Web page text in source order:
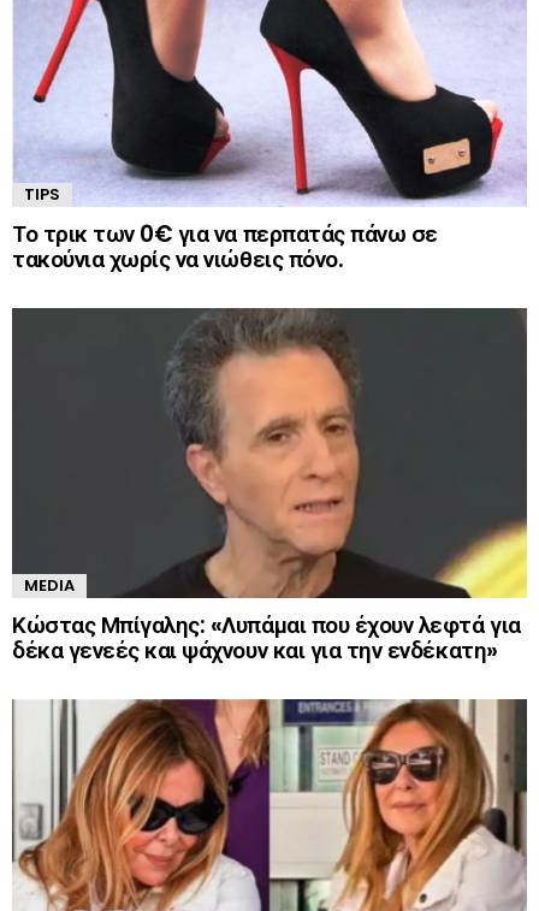
TIPS
Το τρικ των 0€ για να περπατάς πάνω σε
τακούνια χωρίς να νιώθεις πόνο.
MEDIA
Κώστας Μπίγαλης: «Λυπάμαι που έχουν λεφτά για
δέκα γενεές και ψάχνουν και για την ενδέκατη»